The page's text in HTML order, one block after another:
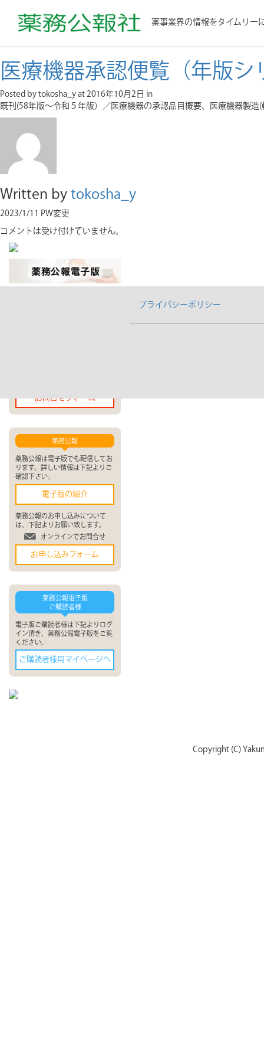
薬事業界の情報をタイムリー
医療機器承認便覧（年版シ
Posted by tokosha_y at 2016年10月2日 in
既刊(58年版～令和５年版）／医療機器の承認品目概要、医療機器製
Written by tokosha_y
2023/1/11 PW変更
コメントは受け付けていません。
お問合せフォーム
薬務公報
薬務公報は電子版でも配信してお
ります。詳しい情報は下記よりご
確認下さい。
電子版の紹介
薬務公報のお申し込みについて
は、下記よりお願い致します。
オンラインでお問合せ
お申し込みフォーム
薬務公報電子版
ご購読者様
電子版ご購読者様は下記よりログ
イン頂き、薬務公報電子版をご覧
ください。
ご購読者様用マイページへ
プライバシーポリシー
Copyright (C)